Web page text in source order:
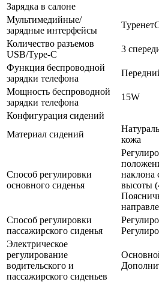
Зарядка в салоне
Мультимедийные/
зарядные интерфейсы
Количество разъемов
USB/Type-C
3
Функция беспроводной
зарядки телефона
Мощность беспроводной
зарядки телефона
15W
Конфигурация сидений
Материал сидений
кожа
Способ регулировки
основного сиденья
наклона
высоты
Способ регулировки
пассажирского сиденья
Электрическое
регулирование
водительского и
пассажирского сиденьев